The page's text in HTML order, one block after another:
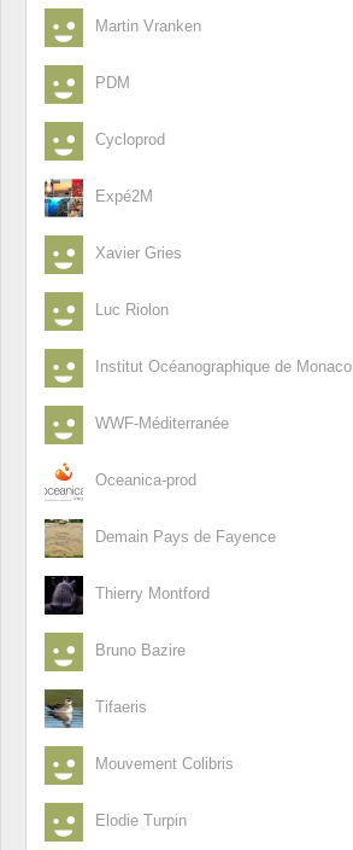
Martin Vranken
PDM
Cycloprod
Expé2M
Xavier Gries
Luc Riolon
Institut Océanographique de Monaco
WWF-Méditerranée
Oceanica-prod
Demain Pays de Fayence
Thierry Montford
Bruno Bazire
Tifaeris
Mouvement Colibris
Elodie Turpin